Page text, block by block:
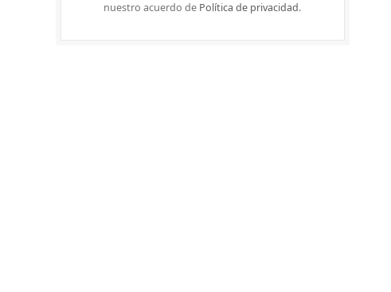
nuestro acuerdo de Política de privacidad.